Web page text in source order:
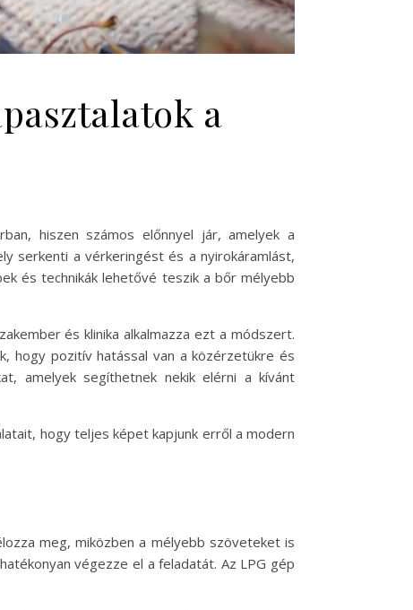
a
hiszen számos előnnyel jár, amelyek a
serkenti a vérkeringést és a nyirokáramlást,
és technikák lehetővé teszik a bőr mélyebb
és klinika alkalmazza ezt a módszert.
hogy pozitív hatással van a közérzetükre és
amelyek segíthetnek nekik elérni a kívánt
hogy teljes képet kapjunk erről a modern
meg, miközben a mélyebb szöveteket is
végezze el a feladatát. Az LPG gép